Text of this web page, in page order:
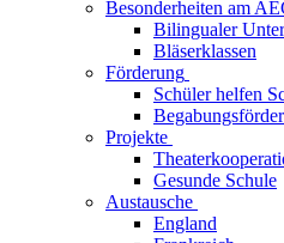
Besonderheiten am
Bilingualer
Bläserklassen
Förderung
Schüler helfen
Projekte
Gesunde Schule
Austausche
England